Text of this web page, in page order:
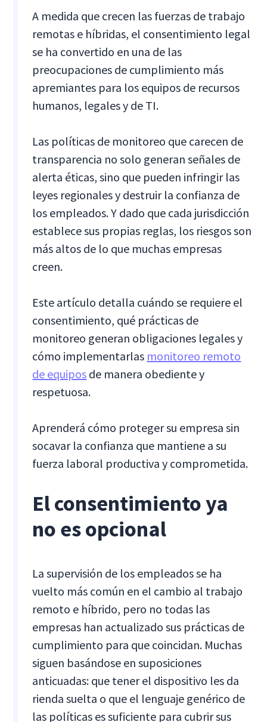
A medida que crecen las fuerzas de trabajo
remotas e híbridas, el consentimiento legal
se ha convertido en una de las
preocupaciones de cumplimiento más
apremiantes para los equipos de recursos
humanos, legales y de TI.
Las políticas de monitoreo que carecen de
transparencia no solo generan señales de
alerta éticas, sino que pueden infringir las
leyes regionales y destruir la confianza de
los empleados. Y dado que cada jurisdicción
establece sus propias reglas, los riesgos son
más altos de lo que muchas empresas
creen.
Este artículo detalla cuándo se requiere el
consentimiento, qué prácticas de
monitoreo generan obligaciones legales y
cómo implementarlas monitoreo remoto
de equipos de manera obediente y
respetuosa.
Aprenderá cómo proteger su empresa sin
socavar la confianza que mantiene a su
fuerza laboral productiva y comprometida.
El consentimiento ya
no es opcional
La supervisión de los empleados se ha
vuelto más común en el cambio al trabajo
remoto e híbrido, pero no todas las
empresas han actualizado sus prácticas de
cumplimiento para que coincidan. Muchas
siguen basándose en suposiciones
anticuadas: que tener el dispositivo les da
rienda suelta o que el lenguaje genérico de
las políticas es suficiente para cubrir sus